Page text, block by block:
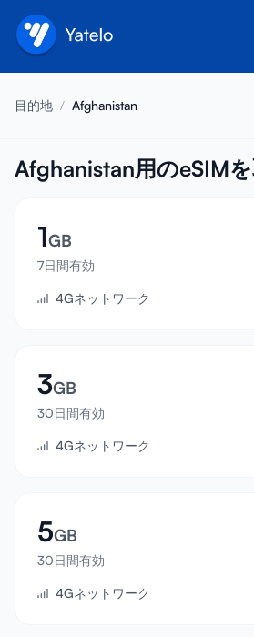
会社概要
友達を紹介
アフィリエイトになる
ヘルプセンター
デバイス互換性
サインイン
目的地 / Afghanistan
Afghanistan用のeSIM
1GB
7日間有効
4Gネットワーク
3GB
30日間有効
4Gネットワーク
5GB
30日間有効
4Gネットワーク